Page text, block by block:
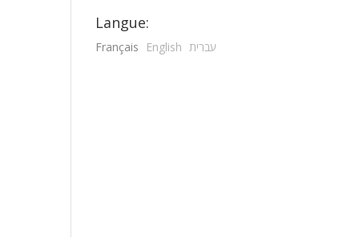
Langue:
Français English עברית